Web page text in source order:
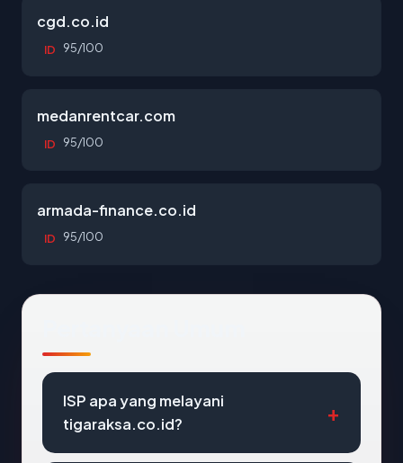
cgd.co.id
ID 95/100
medanrentcar.com
ID 95/100
armada-finance.co.id
ID 95/100
ISP apa yang melayani
tigaraksa.co.id?